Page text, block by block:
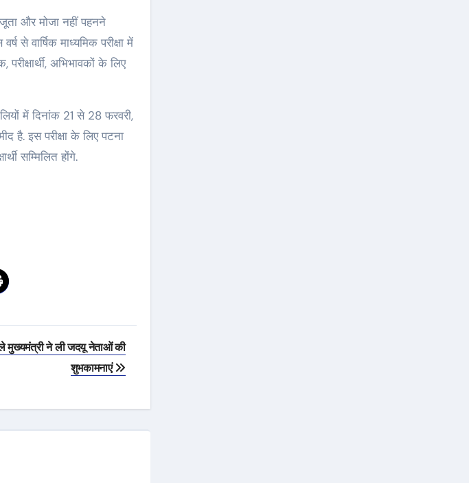
जूता और मोजा नहीं पहनने
से वार्षिक माध्यमिक परीक्षा में
अभिभावकों के लिए
में दिनांक 21 से 28 फरवरी,
है. इस परीक्षा के लिए पटना
सम्मिलित होंगे.
मुख्यमंत्री ने ली जदयू नेताओं की
शुभकामनाएं